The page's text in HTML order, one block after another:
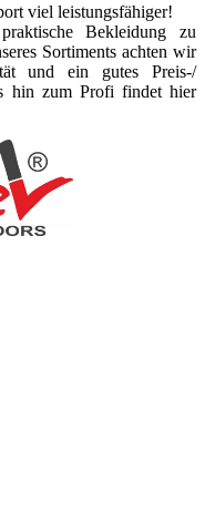
viel leistungsfähiger!
Bekleidung zu
Sortiments achten wir
und ein gutes Preis-/
hin zum Profi findet hier